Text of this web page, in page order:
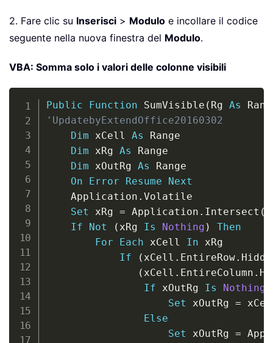
2. Fare clic su Inserisci > Modulo e incollare il codice
seguente nella nuova finestra del Modulo.
VBA: Somma solo i valori delle colonne visibili
Public Function SumVisible ( Rg As
'UpdatebyExtendOffice20160302
Dim xCell As Range
Dim xRg As Range
Dim xOutRg As Range
On
Error Resume
Next
    Application
. Volatile
Set xRg = Application . Intersect (
If
Not ( xRg Is Nothing )
Then
For
Each xCell In xRg
If
( xCell . EntireRow.
( xCell . EntireColumn .
If xOutRg Is Nothing
Set xOutRg =
Else
Set xOutRg =
Copy